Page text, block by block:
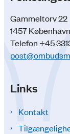
Gammeltorv 22
1457
Telefon +45
Links
Kontakt